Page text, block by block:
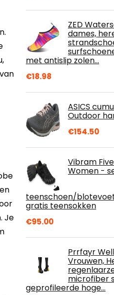
Je
ZED
dames,
met antislip zolen…
€18.98
ASICS
Outdoor
€154.50
Vibram
Women -
teenschoen/
gratis teensokken
€95.00
Prrfayr
Vrouwen,
microfiber
geprofileerde hoge…